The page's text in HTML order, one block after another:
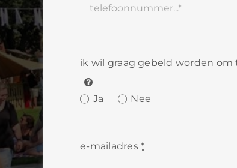
ik wil graag gebeld worden
Ja Nee
e-mailadres*